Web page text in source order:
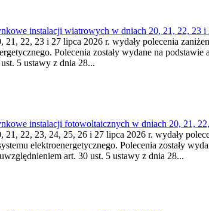
instalacji wiatrowych w dniach 20, 21, 22, 23 i
22, 23 i 27 lipca 2026 r. wydały polecenia
Polecenia zostały wydane na
5 ustawy z dnia 28...
instalacji fotowoltaicznych w dniach 20, 21,
22, 23, 24, 25, 26 i 27 lipca 2026 r. wydały
elektroenergetycznego. Polecenia zostały
art. 30 ust. 5 ustawy z dnia 28...